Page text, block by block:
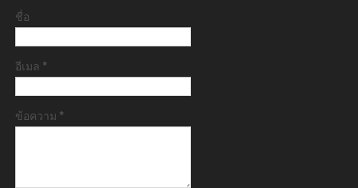
ชื่อ
อีเมล *
ข้อความ *